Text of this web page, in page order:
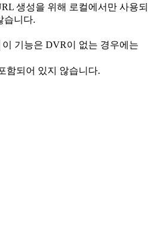
생성을 위해 로컬에서만 사용되
습니다.
이 기능은 DVR이 없는 경우에는
함되어 있지 않습니다.